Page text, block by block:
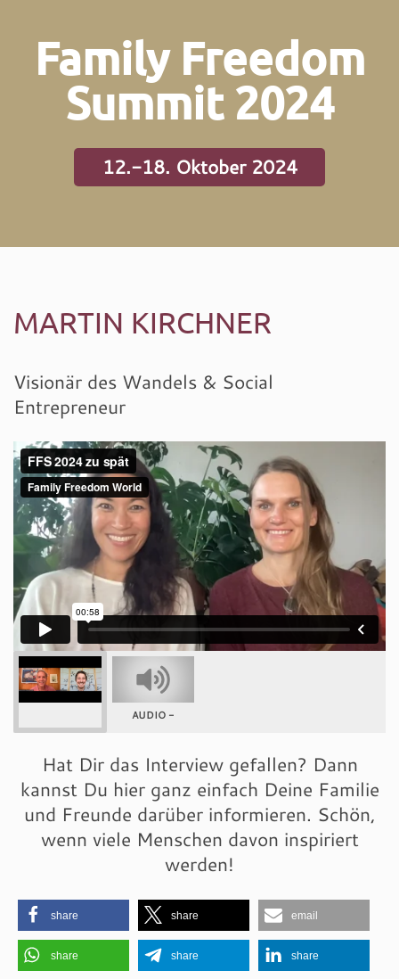
Family Freedom
Summit 2024
12.-18. Oktober 2024
MARTIN KIRCHNER
Visionär des Wandels & Social
Entrepreneur
AUDIO -
Hat Dir das Interview gefallen? Dann
kannst Du hier ganz einfach Deine Familie
und Freunde darüber informieren. Schön,
wenn viele Menschen davon inspiriert
werden!
share share email
share share share